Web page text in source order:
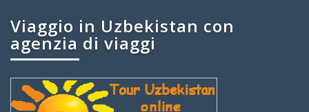
Viaggio in Uzbekistan con
agenzia di viaggi